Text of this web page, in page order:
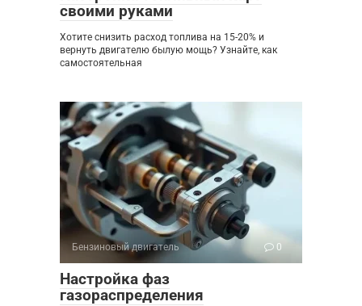
своими руками
Хотите снизить расход топлива на 15-20% и
вернуть двигателю былую мощь? Узнайте, как
самостоятельная
Бензиновый двигатель 0
Настройка фаз
газораспределения